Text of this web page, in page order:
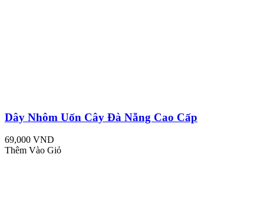
Dây Nhôm Uốn Cây Đà Nẵng Cao Cấp
69,000 VND
Thêm Vào Giỏ